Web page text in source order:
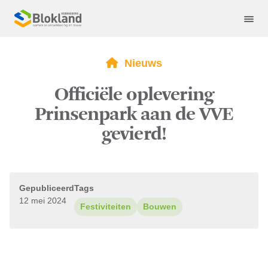
Nieuws
Officiële oplevering
Prinsenpark aan de VVE
gevierd!
Gepubliceerd
12 mei 2024
Tags
Festiviteiten
Bouwen